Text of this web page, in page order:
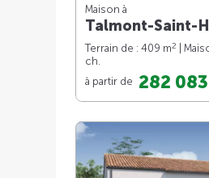
Maison à
Talmont-Saint-
Terrain de : 409 m2 |
ch.
à partir de 282